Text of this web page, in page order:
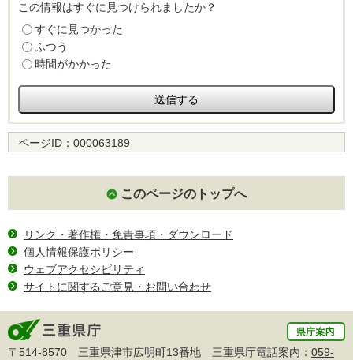
この情報はすぐに見つけられましたか？
すぐに見つかった
ふつう
時間がかかった
ページID： 000063189
このページのトップへ
リンク・著作権・免責事項・ダウンロード
個人情報保護ポリシー
ウェブアクセシビリティ
サイトに関するご意見・お問い合わせ
〒514-8570 三重県津市広明町13番地 三重県庁電話案内： 059-